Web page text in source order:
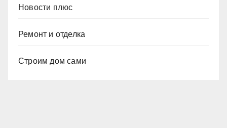
Новости плюс
Ремонт и отделка
Строим дом сами